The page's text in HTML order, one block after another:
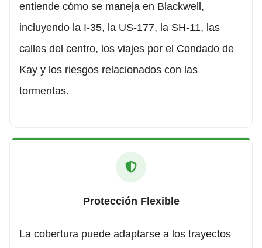
entiende cómo se maneja en Blackwell,
incluyendo la I-35, la US-177, la SH-11, las
calles del centro, los viajes por el Condado de
Kay y los riesgos relacionados con las
tormentas.
Protección Flexible
La cobertura puede adaptarse a los trayectos